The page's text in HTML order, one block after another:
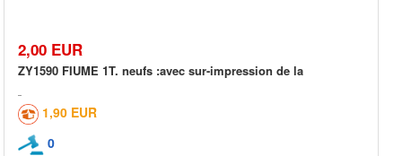
2,00 EUR
ZY1590 FIUME 1T. neufs :avec sur-impression de la
1,90 EUR
0